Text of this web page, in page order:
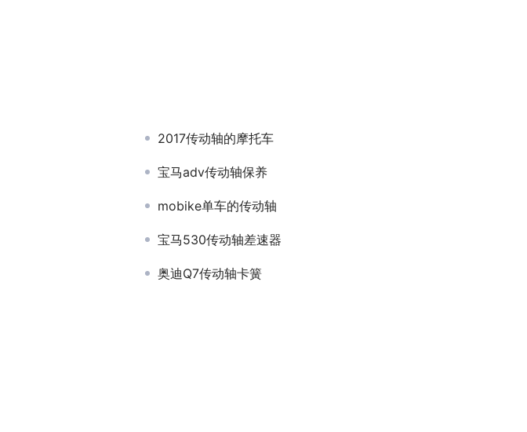
2017传动轴的摩托车
宝马adv传动轴保养
mobike单车的传动轴
宝马530传动轴差速器
奥迪Q7传动轴卡簧